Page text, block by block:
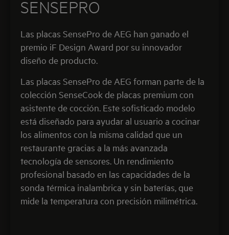
SENSEPRO
Las placas SensePro de AEG han ganado el
premio iF Design Award por su innovador
diseño de producto.
Las placas SensePro de AEG forman parte de la
colección SenseCook de placas premium con
asistente de cocción. Este sofisticado modelo
está diseñado para ayudar al usuario a cocinar
los alimentos con la misma calidad que un
restaurante gracias a la más avanzada
tecnología de sensores. Un rendimiento
profesional basado en las capacidades de la
sonda térmica inalambrica y sin baterías, que
mide la temperatura con precisión milimétrica.